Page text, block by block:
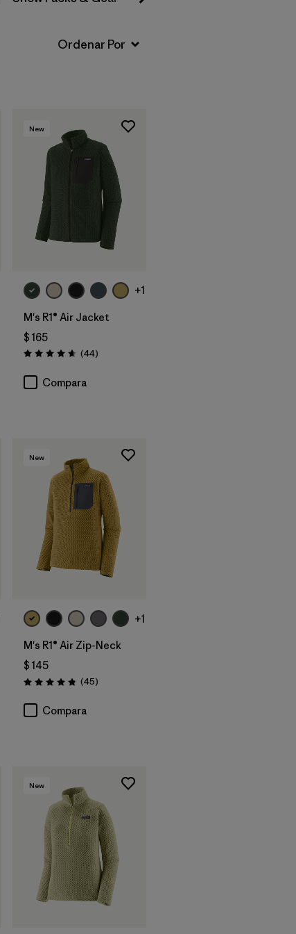
New
+1
M's R1® Air Jacket
$ 165
Valoración: 4.7 / 5
(44Comentarios
)
Compara
New
+1
M's R1® Air Zip-Neck
$ 145
Valoración: 4.9 / 5
(45Comentarios
)
Compara
New